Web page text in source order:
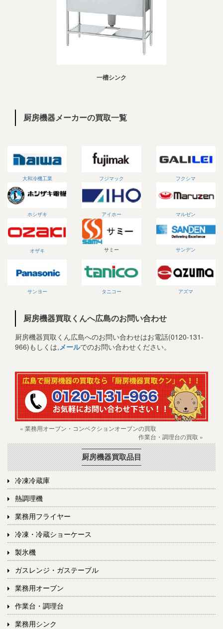
一槽シンク
厨房機器メーカーの買取一覧
大和冷機工業 フジマック フクシマ
ホシザキ アイホー マルゼン
オザキ サミー サンデン
サンヨー タニコー アズマ
厨房機器買取くんへ広島のお問い合わせ
厨房機器買取くん広島へのお問い合わせはお電話(0120-131-
966)もしくは,メールでのお問い合わせください。
« 業務用オーブン・コンベクションオーブンの買取
作業台・調理台の買取 »
厨房機器買取品目
冷凍冷蔵庫
熱調理機
業務用フライヤー
冷凍・冷蔵ショーケース
製氷機
ガスレンジ・ガステーブル
業務用オーブン
作業台・調理台
業務用シンク